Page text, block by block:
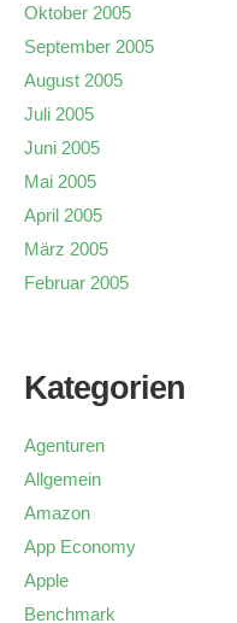
Oktober 2005
September 2005
August 2005
Juli 2005
Juni 2005
Mai 2005
April 2005
März 2005
Februar 2005
Kategorien
Agenturen
Allgemein
Amazon
App Economy
Apple
Benchmark